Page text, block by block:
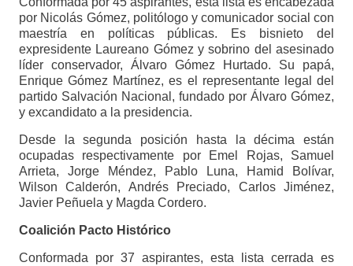
por Nicolás Gómez, politólogo y comunicador social con
maestría en políticas públicas. Es bisnieto del
expresidente Laureano Gómez y sobrino del asesinado
líder conservador, Álvaro Gómez Hurtado. Su papá,
Enrique Gómez Martínez, es el representante legal del
partido Salvación Nacional, fundado por Álvaro Gómez,
y excandidato a la presidencia.
Desde la segunda posición hasta la décima están
ocupadas respectivamente por Emel Rojas, Samuel
Arrieta, Jorge Méndez, Pablo Luna, Hamid Bolívar,
Wilson Calderón, Andrés Preciado, Carlos Jiménez,
Javier Peñuela y Magda Cordero.
Coalición Pacto Histórico
Conformada por 37 aspirantes, esta lista cerrada es